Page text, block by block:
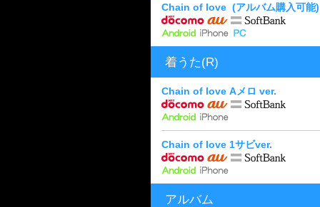
Chain of love (アルバム購入可能)
着うた(R)
Chain of love Aメロ ver.
Chain of love 1サビver.
アルバム